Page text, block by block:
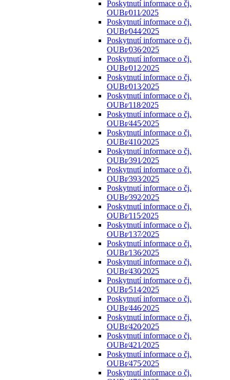
Poskytnutí informace o čj.
OUBr⁄011⁄2025
Poskytnutí informace o čj.
OUBr⁄044⁄2025
Poskytnutí informace o čj.
OUBr⁄036⁄2025
Poskytnutí informace o čj.
OUBr⁄012⁄2025
Poskytnutí informace o čj.
OUBr⁄013⁄2025
Poskytnutí informace o čj.
OUBr⁄118⁄2025
Poskytnutí informace o čj.
OUBr⁄445⁄2025
Poskytnutí informace o čj.
OUBr⁄410⁄2025
Poskytnutí informace o čj.
OUBr⁄391⁄2025
Poskytnutí informace o čj.
OUBr⁄393⁄2025
Poskytnutí informace o čj.
OUBr⁄392⁄2025
Poskytnutí informace o čj.
OUBr⁄115⁄2025
Poskytnutí informace o čj.
OUBr⁄137⁄2025
Poskytnutí informace o čj.
OUBr⁄136⁄2025
Poskytnutí informace o čj.
OUBr⁄430⁄2025
Poskytnutí informace o čj.
OUBr⁄514⁄2025
Poskytnutí informace o čj.
OUBr⁄446⁄2025
Poskytnutí informace o čj.
OUBr⁄420⁄2025
Poskytnutí informace o čj.
OUBr⁄421⁄2025
Poskytnutí informace o čj.
OUBr⁄475⁄2025
Poskytnutí informace o čj.